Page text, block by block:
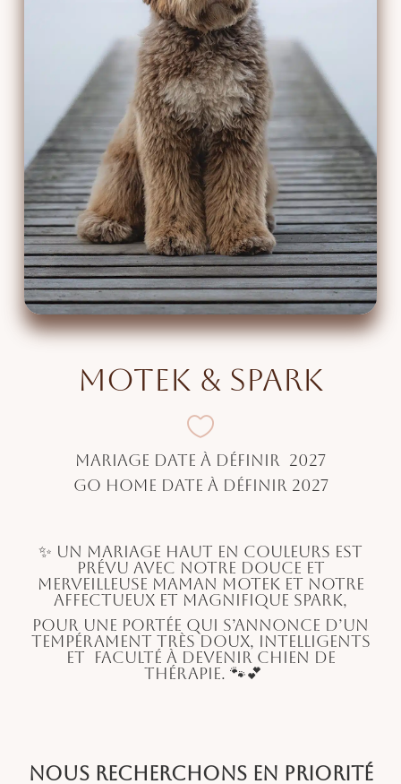
Motek & Spark

Mariage Date à définir 2027
Go Home Date à définir 2027
✨ Un mariage haut en couleurs est
prévu avec notre douce et
merveilleuse maman Motek et notre
affectueux et magnifique Spark,
pour une portée qui s’annonce d’un
tempérament très doux, intelligents
et faculté à devenir chien de
thérapie. 🐾💕
Nous recherchons en priorité